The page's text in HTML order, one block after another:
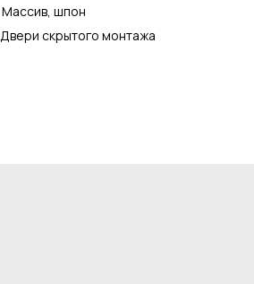
Двери скрытого монтажа
Массив, шпон